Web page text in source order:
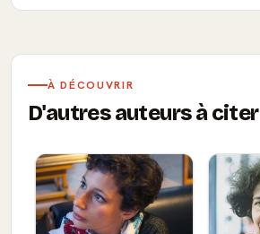
À DÉCOUVRIR
D'autres auteurs à citer